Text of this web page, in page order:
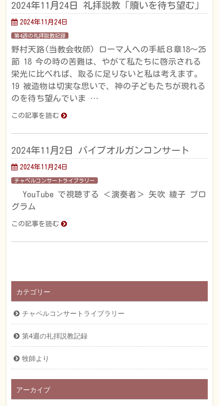
2024年11月24日 礼拝説教「贖いを待ち望む」
2024年11月24日
第4週の礼拝説教記録
野村天路(当教会牧師) ローマ人への手紙８章18〜25
節 18 今の時の苦難は、やがて私たちに啓示される
栄光に比べれば、取るに足りないと私は考えます。
19 被造物は切実な思いで、神の子どもたちが現れる
のを待ち望んでいま …
この記事を読む
2024年11月2日 パイプオルガンコンサート
2024年11月24日
チャペルコンサートライブラリー
YouTube で視聴する ＜演奏者＞ 矢吹 綾子 プロ
グラム
この記事を読む
カテゴリー
チャペルコンサートライブラリー
第4週の礼拝説教記録
牧師より
アーカイブ